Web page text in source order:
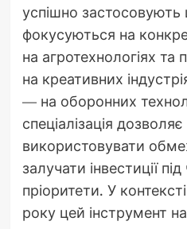
успішно застосовують
фокусуються на
на агротехнологіях
на креативних
— на оборонних
спеціалізація
використовувати
залучати інвестиції
пріоритети. У
року цей інструмент